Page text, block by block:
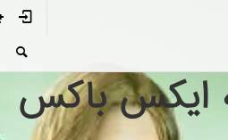
ایکس باکس